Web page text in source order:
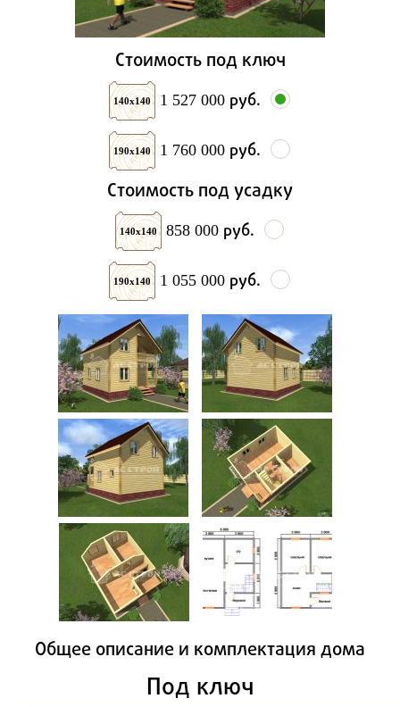
Стоимость под ключ
140х140 1 527 000 руб.
190х140 1 760 000 руб.
Стоимость под усадку
140х140 858 000 руб.
190х140 1 055 000 руб.
Общее описание и комплектация дома
Под ключ